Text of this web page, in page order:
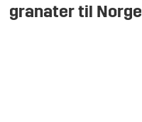
granater til Norge